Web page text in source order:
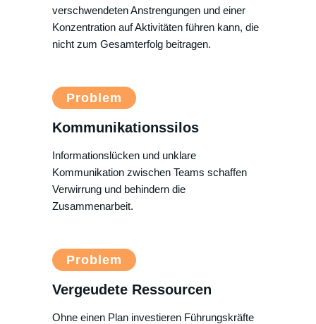
verschwendeten Anstrengungen und einer
Konzentration auf Aktivitäten führen kann, die
nicht zum Gesamterfolg beitragen.
Problem
Kommunikationssilos
Informationslücken und unklare
Kommunikation zwischen Teams schaffen
Verwirrung und behindern die
Zusammenarbeit.
Problem
Vergeudete Ressourcen
Ohne einen Plan investieren Führungskräfte